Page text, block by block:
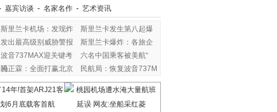
嘉宾访谈 - 名家名作 - 艺术资讯
斯里兰卡机场：发现炸
斯里兰卡发生第八起爆
发出最高级别威胁警报
斯里兰卡爆炸：各旅企
波音737MAX迎关键考
验
六名中国乘客被美航“
冯正霖：全面打赢北京
民航局：恢复波音737M